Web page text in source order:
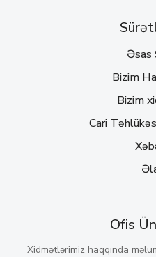
Əsas
Bizim
Bizim
Cari
Ofis
Xidmətlərimiz haqqında